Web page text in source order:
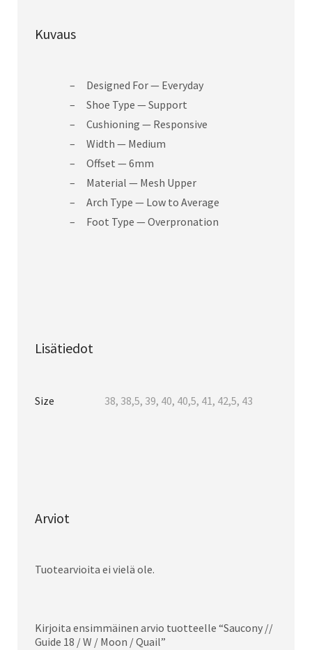
Kuvaus
Designed For— Everyday
Shoe Type — Support
Cushioning — Responsive
Width — Medium
Offset — 6mm
Material — Mesh Upper
Arch Type — Low to Average
Foot Type — Overpronation
Lisätiedot
Size 38, 38,5, 39, 40, 40,5, 41, 42,5, 43
Arviot
Tuotearvioita ei vielä ole.
Kirjoita ensimmäinen arvio tuotteelle “Saucony //
Guide 18 / W / Moon / Quail”